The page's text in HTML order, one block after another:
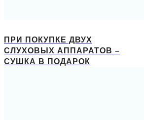
ПРИ ПОКУПКЕ ДВУХ
СЛУХОВЫХ АППАРАТОВ –
СУШКА В ПОДАРОК